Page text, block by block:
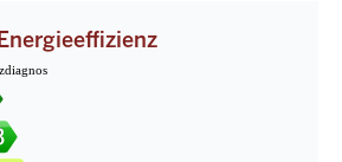
Energieeffizienz